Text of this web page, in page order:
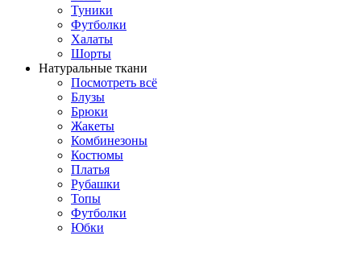
Туники
Футболки
Халаты
Шорты
Натуральные ткани
Посмотреть всё
Блузы
Брюки
Жакеты
Комбинезоны
Костюмы
Платья
Рубашки
Топы
Футболки
Юбки